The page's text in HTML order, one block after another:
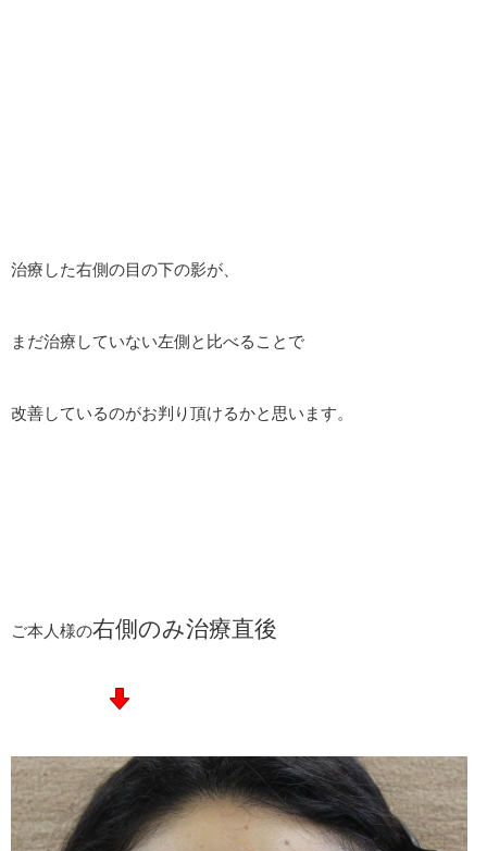
治療した右側の目の下の影が、
まだ治療していない左側と比べることで
改善しているのがお判り頂けるかと思います。
ご本人様の右側のみ治療直後